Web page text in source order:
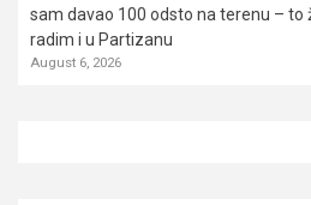
sam davao 100 odsto na terenu – to
radim i u Partizanu
August 6, 2026